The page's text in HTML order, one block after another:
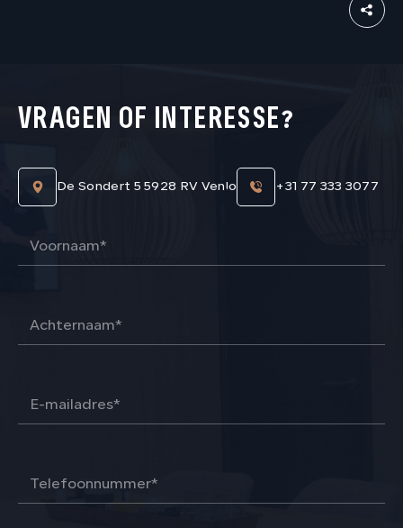
VRAGEN OF INTERESSE?
De Sondert 5 5928 RV Venlo +31 77 333 3077